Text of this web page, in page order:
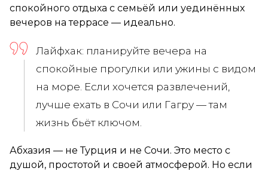
спокойного отдыха с семьёй или уединённых
вечеров на террасе — идеально.
Лайфхак: планируйте вечера на
спокойные прогулки или ужины с видом
на море. Если хочется развлечений,
лучше ехать в Сочи или Гагру — там
жизнь бьёт ключом.
Абхазия — не Турция и не Сочи. Это место с
душой, простотой и своей атмосферой. Но если